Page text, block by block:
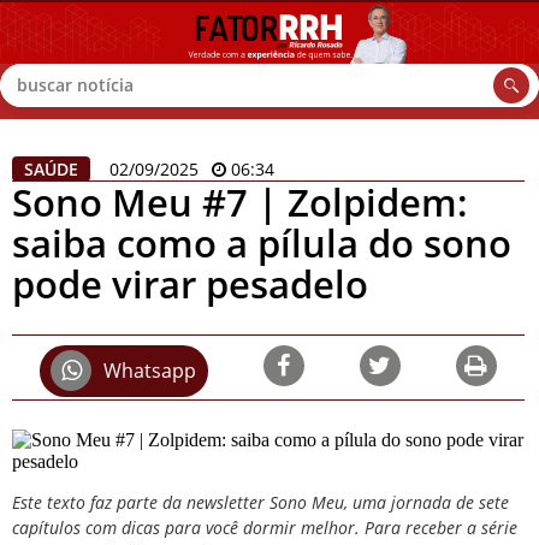
Buscar
SAÚDE 02/09/2025 06:34
Sono Meu #7 | Zolpidem:
saiba como a pílula do sono
pode virar pesadelo
Whatsapp
Este texto faz parte da newsletter Sono Meu, uma jornada de sete
capítulos com dicas para você dormir melhor. Para receber a série